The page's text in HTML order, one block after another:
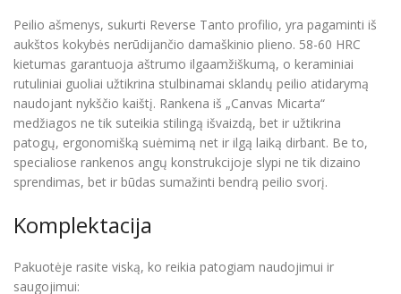
Peilio ašmenys, sukurti Reverse Tanto profilio, yra pagaminti iš
aukštos kokybės nerūdijančio damaškinio plieno. 58-60 HRC
kietumas garantuoja aštrumo ilgaamžiškumą, o keraminiai
rutuliniai guoliai užtikrina stulbinamai sklandų peilio atidarymą
naudojant nykščio kaištį. Rankena iš „Canvas Micarta“
medžiagos ne tik suteikia stilingą išvaizdą, bet ir užtikrina
patogų, ergonomišką suėmimą net ir ilgą laiką dirbant. Be to,
specialiose rankenos angų konstrukcijoje slypi ne tik dizaino
sprendimas, bet ir būdas sumažinti bendrą peilio svorį.
Komplektacija
Pakuotėje rasite viską, ko reikia patogiam naudojimui ir
saugojimui: